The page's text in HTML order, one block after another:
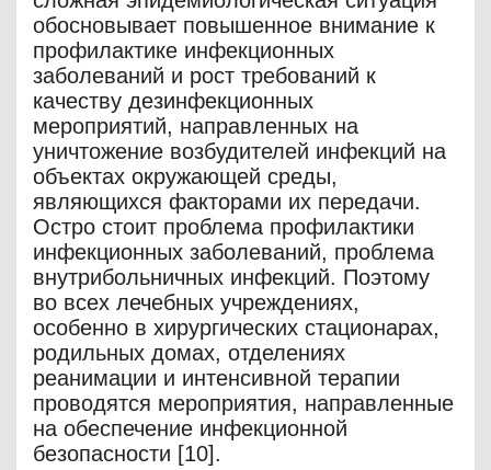
обосновывает повышенное внимание к
профилактике инфекционных
заболеваний и рост требований к
качеству дезинфекционных
мероприятий, направленных на
уничтожение возбудителей инфекций на
объектах окружающей среды,
являющихся факторами их передачи.
Остро стоит проблема профилактики
инфекционных заболеваний, проблема
внутрибольничных инфекций. Поэтому
во всех лечебных учреждениях,
особенно в хирургических стационарах,
родильных домах, отделениях
реанимации и интенсивной терапии
проводятся мероприятия, направленные
на обеспечение инфекционной
безопасности [10].